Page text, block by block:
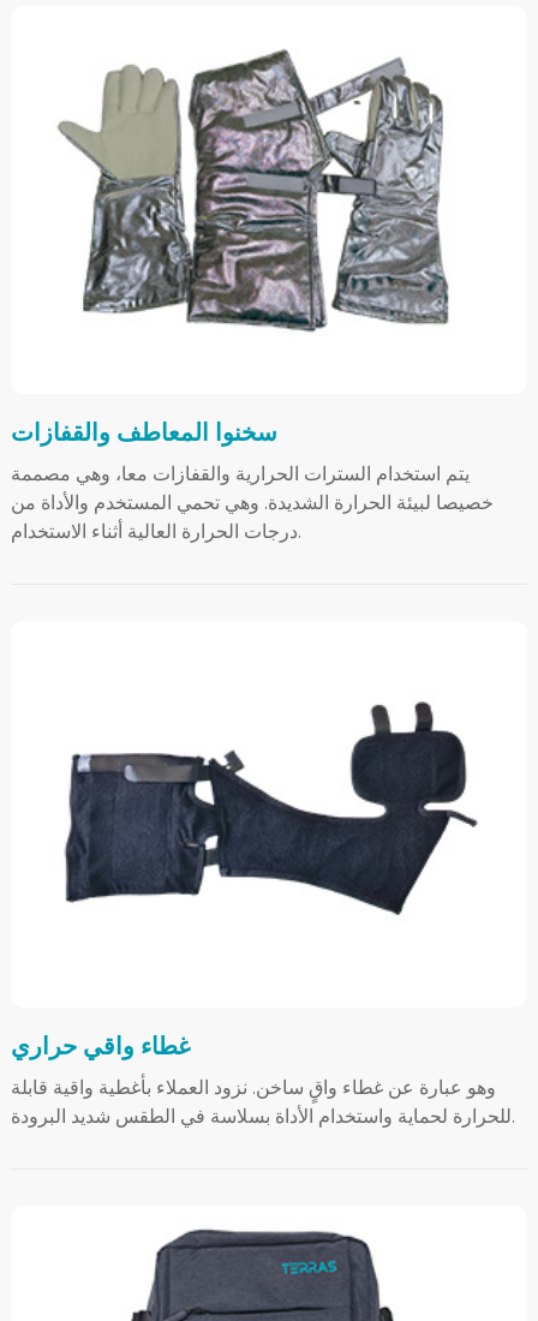
سخنوا المعاطف والقفازات
يتم استخدام السترات الحرارية والقفازات معا، وهي مصممة
خصيصا لبيئة الحرارة الشديدة. وهي تحمي المستخدم والأداة من
درجات الحرارة العالية أثناء الاستخدام.
غطاء واقي حراري
وهو عبارة عن غطاء واقٍ ساخن. نزود العملاء بأغطية واقية قابلة
للحرارة لحماية واستخدام الأداة بسلاسة في الطقس شديد البرودة.